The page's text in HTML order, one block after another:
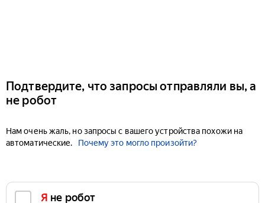
Подтвердите, что запросы отправляли вы, а
не робот
Нам очень жаль, но запросы с вашего устройства похожи на
автоматические.
Почему это могло произойти?
Я не робот